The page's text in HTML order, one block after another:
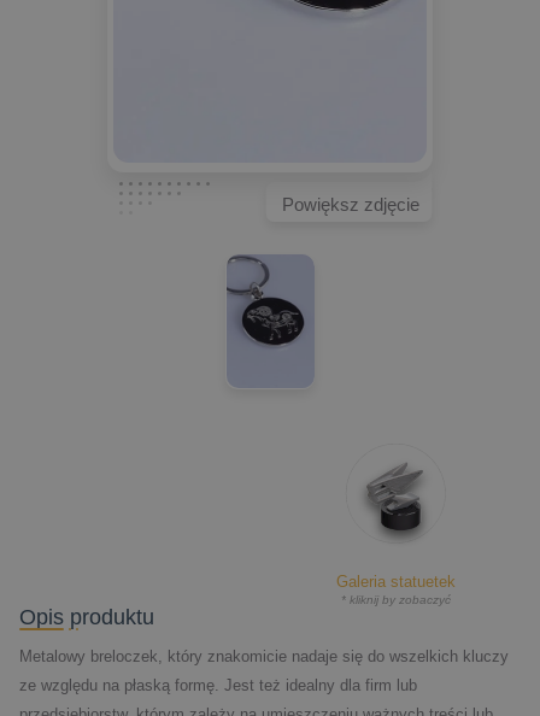
Powiększ zdjęcie
Galeria statuetek
* kliknij by zobaczyć
Opis produktu
Metalowy breloczek, który znakomicie nadaje się do wszelkich kluczy
ze względu na płaską formę. Jest też idealny dla firm lub